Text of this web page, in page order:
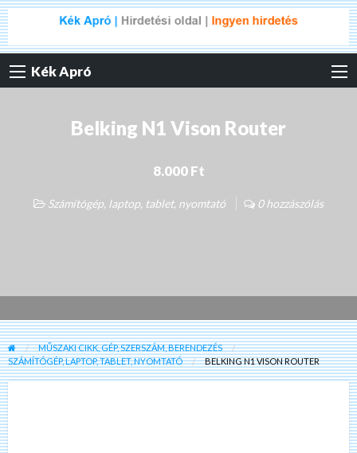
Kék Apró
Belking N1 Vison Router
8.000 Ft
Számítógép, laptop, tablet, nyomtató 0 hozzászólás
MŰSZAKI CIKK, GÉP, SZERSZÁM, BERENDEZÉS
SZÁMÍTÓGÉP, LAPTOP, TABLET, NYOMTATÓ
BELKING N1 VISON ROUTER